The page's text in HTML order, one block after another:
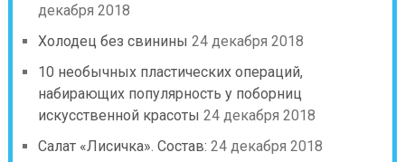
декабря 2018
Холодец без свинины 24 декабря 2018
10 необычных пластических операций,
набирающих популярность у поборниц
искусственной красоты 24 декабря 2018
Салат «Лисичка». Состав: 24 декабря 2018